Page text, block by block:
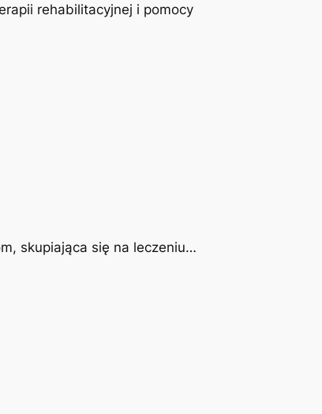
rehabilitacyjnej i pomocy
skupiająca się na leczeniu…